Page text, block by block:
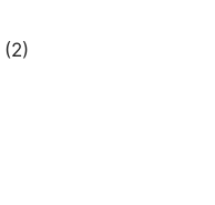
(2)